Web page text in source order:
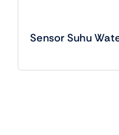
Sensor Suhu